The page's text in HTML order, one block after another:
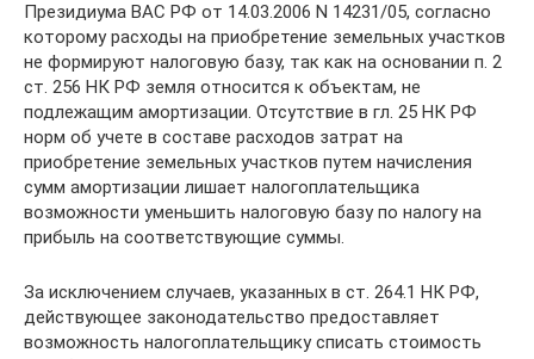
Президиума ВАС РФ от 14.03.2006 N 14231/05, согласно
которому расходы на приобретение земельных участков
не формируют налоговую базу, так как на основании п. 2
ст. 256 НК РФ земля относится к объектам, не
подлежащим амортизации. Отсутствие в гл. 25 НК РФ
норм об учете в составе расходов затрат на
приобретение земельных участков путем начисления
сумм амортизации лишает налогоплательщика
возможности уменьшить налоговую базу по налогу на
прибыль на соответствующие суммы.
За исключением случаев, указанных в ст. 264.1 НК РФ,
действующее законодательство предоставляет
возможность налогоплательщику списать стоимость